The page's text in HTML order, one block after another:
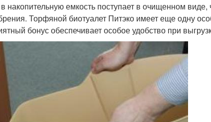
емкость поступает в очищенном виде,
Торфяной биотуалет Питэко имеет еще одну
бонус обеспечивает особое удобство при